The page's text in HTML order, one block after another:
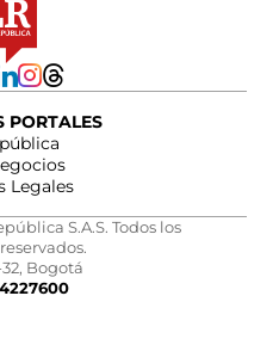
PORTALES
Legales
S.A.S. Todos los
32, Bogotá